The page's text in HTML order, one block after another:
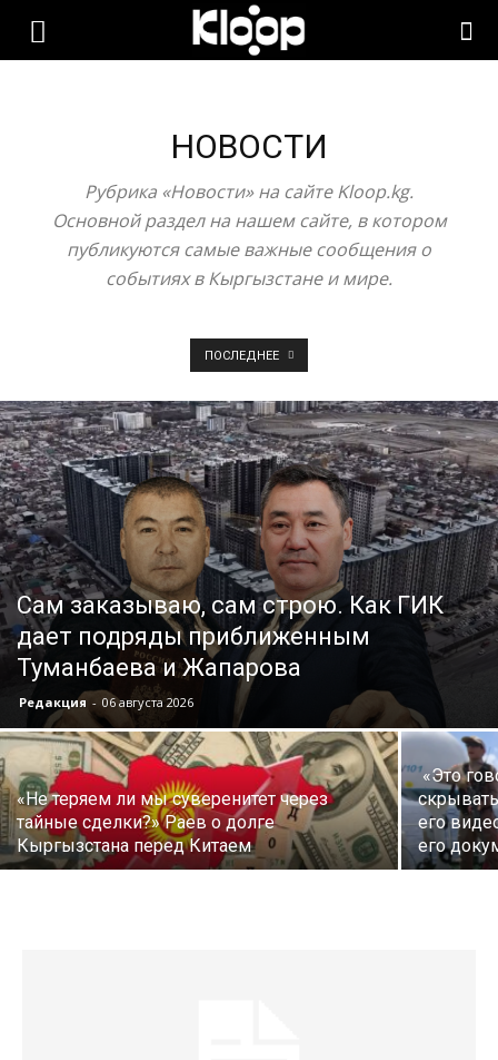
KLOOP.KG
Новости
НОВОСТИ
Рубрика «Новости» на сайте Kloop.kg.
Основной раздел на нашем сайте, в котором
публикуются самые важные сообщения о
событиях в Кыргызстане и мире.
ПОСЛЕДНЕЕ
Сам заказываю, сам строю. Как ГИК
дает подряды приближенным
Туманбаева и Жапарова
Редакция - 06 августа 2026
«Не теряем ли мы суверенитет через
тайные сделки?» Раев о долге
Кыргызстана перед Китаем
«Это
его
его